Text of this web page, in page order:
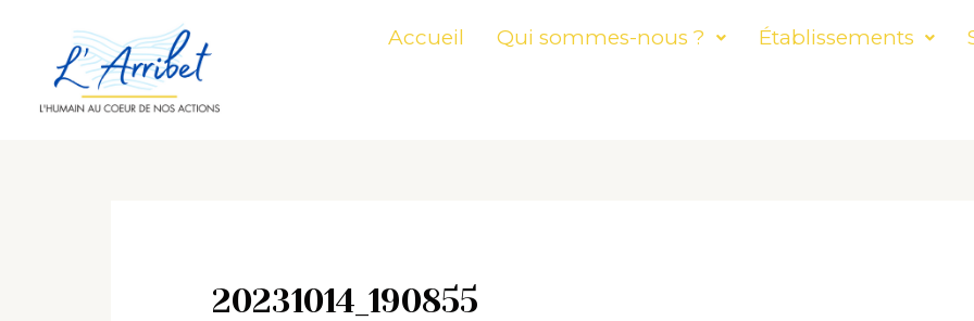
contenu
Accueil Qui sommes-nous ? Établissements
20231014_190855